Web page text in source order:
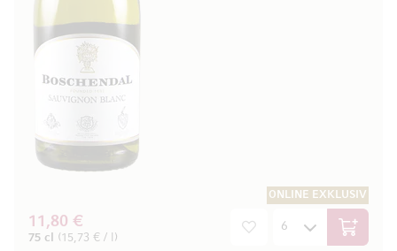
ONLINE EXKLUSIV
11,80 €
75 cl (15,73 € / l) In den